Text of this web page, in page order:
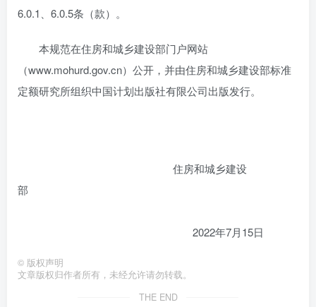
6.0.1、6.0.5条（款）。
本规范在住房和城乡建设部门户网站
（www.mohurd.gov.cn）公开，并由住房和城乡建设部标准
定额研究所组织中国计划出版社有限公司出版发行。
住房和城乡建设
部
2022年7月15日
© 版权声明
文章版权归作者所有，未经允许请勿转载。
THE END